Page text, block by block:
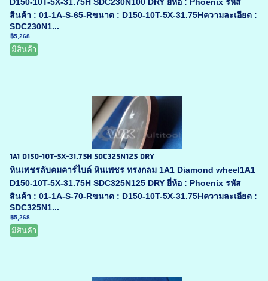
สินค้า : 01-1A-S-65-Rขนาด : D150-10T-5X-31.75Hความละเอียด :
SDC230N1...
฿5,268
มีสินค้า
1A1 D150-10T-5X-31.75H SDC325N125 DRY
หินเพชรลับคมคาร์ไบด์ หินเพชร ทรงกลม 1A1 Diamond wheel1A1
D150-10T-5X-31.75H SDC325N125 DRY ยี่ห้อ : Phoenix รหัส
สินค้า : 01-1A-S-70-Rขนาด : D150-10T-5X-31.75Hความละเอียด :
SDC325N1...
฿5,268
มีสินค้า